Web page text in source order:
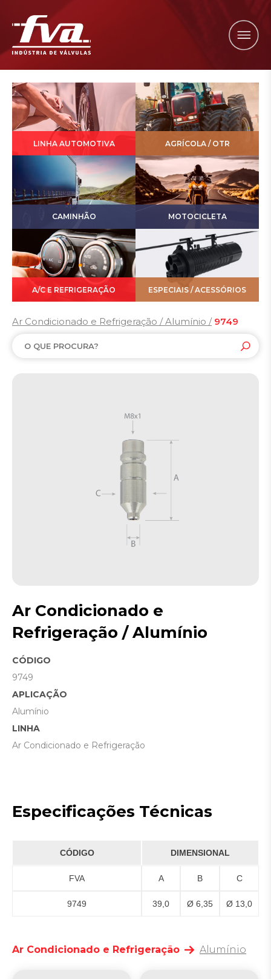
LINHA AUTOMOTIVA AGRÍCOLA / OTR
CAMINHÃO MOTOCICLETA
A/C E REFRIGERAÇÃO ESPECIAIS / ACESSÓRIOS
Ar Condicionado e Refrigeração / Alumínio / 9749
Ar Condicionado e
Refrigeração / Alumínio
CÓDIGO
9749
APLICAÇÃO
Alumínio
LINHA
Ar Condicionado e Refrigeração
Especificações Técnicas
CÓDIGO DIMENSIONAL
FVA A B C
9749 39,0 Ø 6,35 Ø 13,0
Ar Condicionado e Refrigeração Alumínio